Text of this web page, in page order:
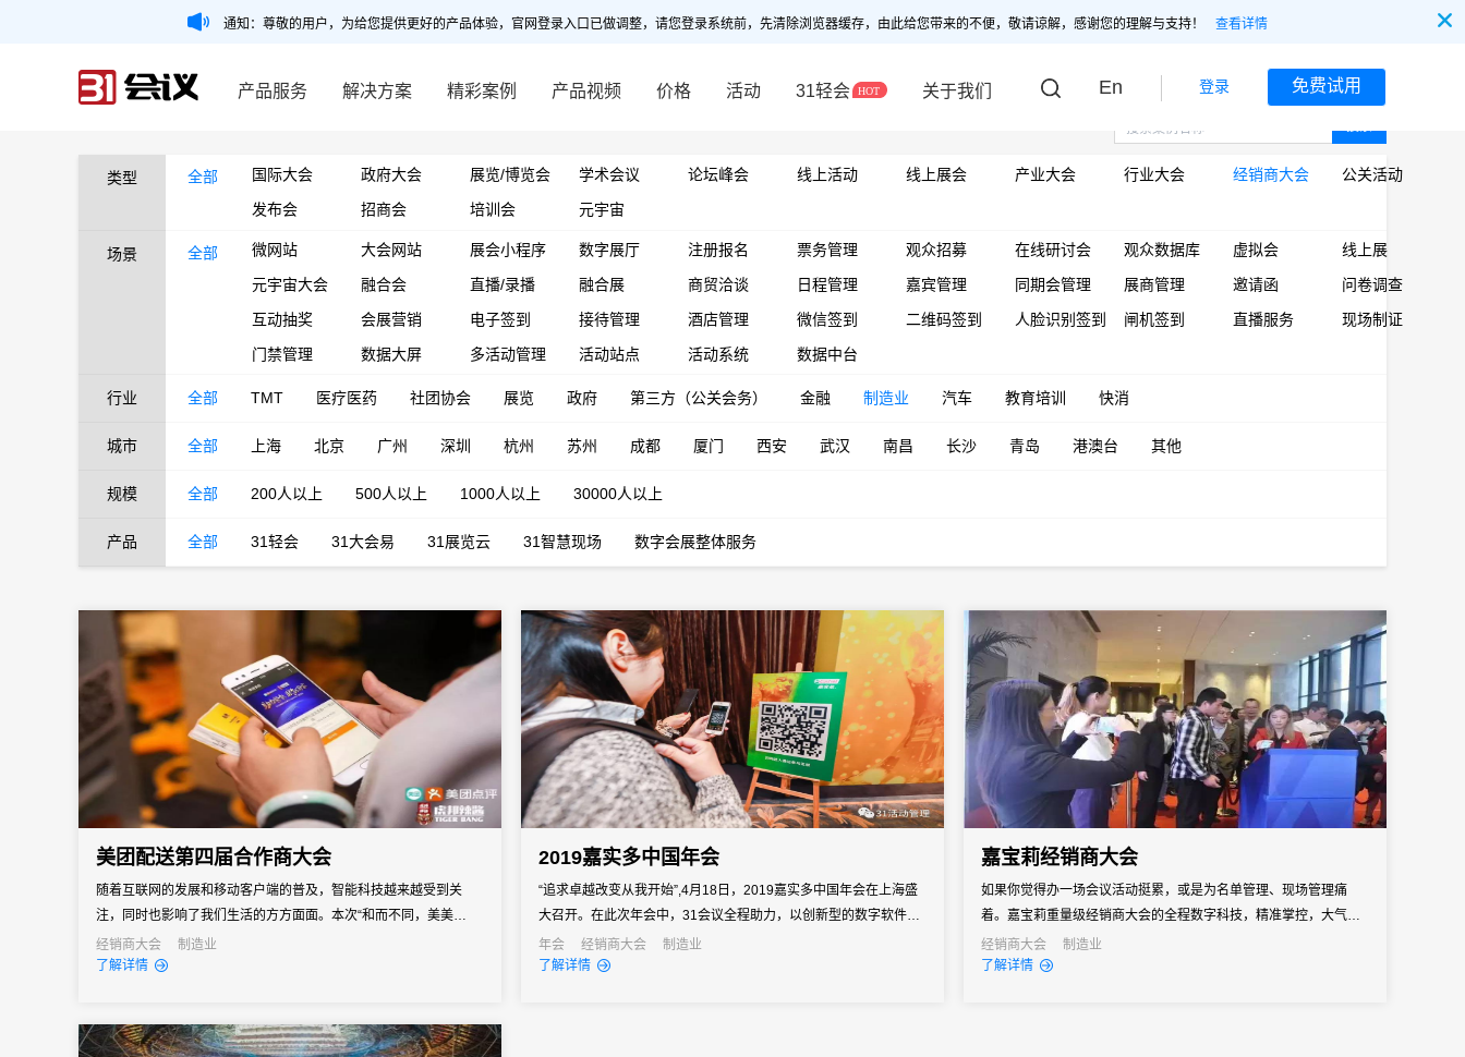
通知：尊敬的用户，为给您提供更好的产品体验，官网登录入口已做调整，请您登录系统前，先清除浏览器缓存，由此给您带来的不便，敬请谅解，感谢您的理解与支持！ 查看详情
产品服务 解决方案 精彩案例 产品视频 价格 活动 31轻会 关于我们 En 登录 免费试用
类型 全部 国际大会 政府大会 展览/博览会 学术会议 论坛峰会 线上活动 线上展会 产业大会 行业大会 经销商大会
公关活动
发布会
招商会 培训会 元宇宙
场景 全部 微网站 大会网站 展会小程序 数字展厅 注册报名 票务管理 观众招募 在线研讨会 观众数据库 虚拟会
线上展
元宇宙大会
融合会 直播/录播 融合展 商贸洽谈 日程管理 嘉宾管理 同期会管理 展商管理 邀请函
问卷调查
互动抽奖
会展营销 电子签到 接待管理 酒店管理 微信签到 二维码签到 人脸识别签到 闸机签到 直播服务
现场制证
门禁管理
数据大屏 多活动管理 活动站点 活动系统 数据中台
行业 全部 TMT 医疗医药 社团协会 展览 政府 第三方（公关会务） 金融 制造业 汽车 教育培训 快消
城市 全部 上海 北京 广州 深圳 杭州 苏州 成都 厦门 西安 武汉 南昌 长沙 青岛 港澳台 其他
规模 全部 200人以上 500人以上 1000人以上 30000人以上
产品 全部 31轻会 31大会易 31展览云 31智慧现场 数字会展整体服务
美团配送第四届合作商大会
随着互联网的发展和移动客户端的普及，智能科技越来越受到关
注，同时也影响了我们生活的方方面面。本次“和而不同，美美与共”
美团配送第四届合作商大会，选择了数字会务加持，他们也迎来了
科技赋能活动管理下的压力解放。
经销商大会
制造业
了解详情
2019嘉实多中国年会
“追求卓越改变从我开始”,4月18日，2019嘉实多中国年会在上海盛
大召开。在此次年会中，31会议全程助力，以创新型的数字软件为
嘉实多打造了不同凡响的盛宴。
年会 经销商大会
制造业
了解详情
嘉宝莉经销商大会
如果你觉得办一场会议活动挺累，或是为名单管理、现场管理痛
着。嘉宝莉重量级经销商大会的全程数字科技，精准掌控，大气高
效，堪称成功的标配，我们一起感受下。
经销商大会
制造业
了解详情